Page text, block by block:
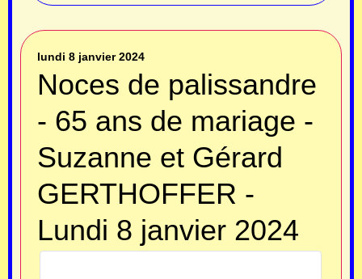
lundi 8 janvier 2024
Noces de palissandre
- 65 ans de mariage -
Suzanne et Gérard
GERTHOFFER -
Lundi 8 janvier 2024